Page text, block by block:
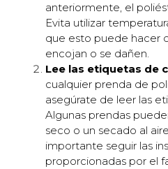
anteriormente, el
Evita utilizar
que esto puede hacer
encojan o se dañen.
Lee las etiquetas de
cualquier prenda de
asegúrate de leer las
Algunas prendas
seco o un secado al
importante seguir las
proporcionadas por el